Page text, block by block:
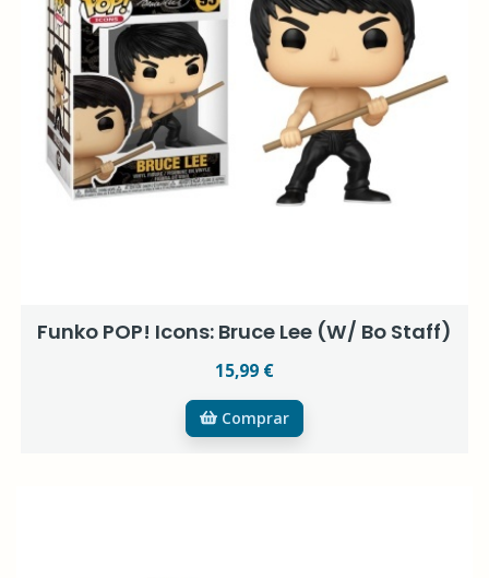
Funko POP! Icons: Bruce Lee (W/ Bo Staff)
15,99 €
Comprar